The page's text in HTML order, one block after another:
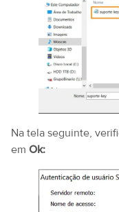
Na tela seguinte,
em Ok: